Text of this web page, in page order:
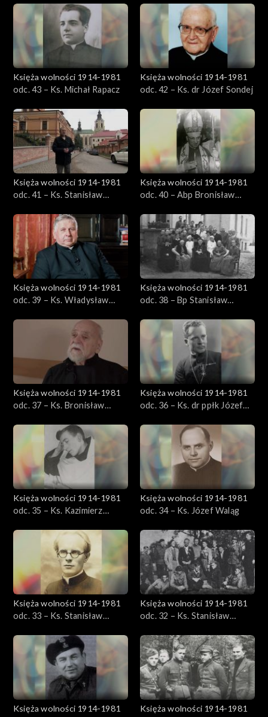
Księża wolności 1914-1981
odc. 43 – Ks. Michał Rapacz
Księża wolności 1914-1981
odc. 42 – Ks. dr Józef Sondej
Księża wolności 1914-1981
odc. 41 – Ks. Stanisław
Księża wolności 1914-1981
odc. 40 – Abp Bronisław
Księża wolności 1914-1981
odc. 39 – Ks. Władysław
Księża wolności 1914-1981
odc. 38 – Bp Stanisław
Księża wolności 1914-1981
odc. 37 – Ks. Bronisław
Księża wolności 1914-1981
odc. 36 – Ks. dr ppłk Józef
Księża wolności 1914-1981
odc. 35 – Ks. Kazimierz
Księża wolności 1914-1981
odc. 34 – Ks. Józef Waląg
Księża wolności 1914-1981
odc. 33 – Ks. Stanisław
Księża wolności 1914-1981
odc. 32 – Ks. Stanisław
Księża wolności 1914-1981
Księża wolności 1914-1981